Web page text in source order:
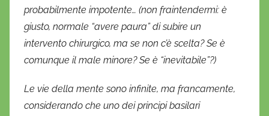
probabilmente impotente… (non fraintendermi: è
giusto, normale “avere paura” di subire un
intervento chirurgico, ma se non c’è scelta? Se è
comunque il male minore? Se è “inevitabile”?)
Le vie della mente sono infinite, ma francamente,
considerando che uno dei principi basilari